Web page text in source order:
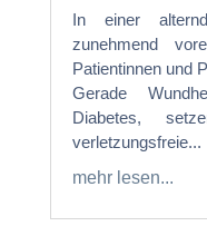
In einer
zunehmend
Patientinnen und
Gerade
Diabetes,
verletzungsfreie...
mehr lesen...